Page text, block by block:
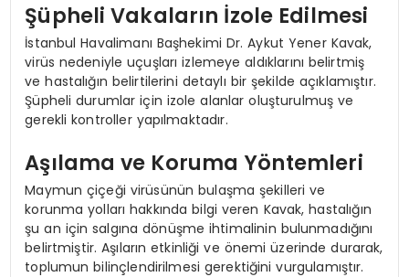
Şüpheli Vakaların İzole Edilmesi
İstanbul Havalimanı Başhekimi Dr. Aykut Yener Kavak,
virüs nedeniyle uçuşları izlemeye aldıklarını belirtmiş
ve hastalığın belirtilerini detaylı bir şekilde açıklamıştır.
Şüpheli durumlar için izole alanlar oluşturulmuş ve
gerekli kontroller yapılmaktadır.
Aşılama ve Koruma Yöntemleri
Maymun çiçeği virüsünün bulaşma şekilleri ve
korunma yolları hakkında bilgi veren Kavak, hastalığın
şu an için salgına dönüşme ihtimalinin bulunmadığını
belirtmiştir. Aşıların etkinliği ve önemi üzerinde durarak,
toplumun bilinçlendirilmesi gerektiğini vurgulamıştır.